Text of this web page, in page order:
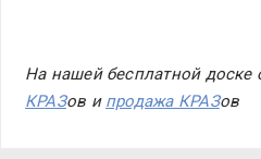
На нашей бесплатной доске
КРАЗов и продажа КРАЗов